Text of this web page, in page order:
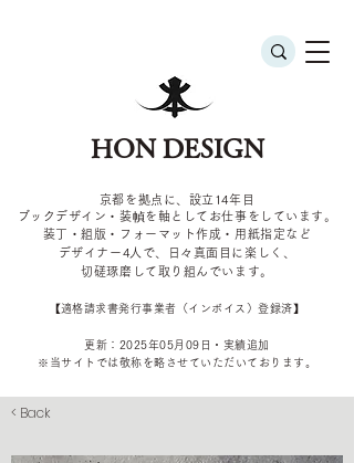
HON DESIGN
京都を拠点に、設立14年目
ブックデザイン・装幀を軸としてお仕事をしています。
装丁・組版・フォーマット作成・用紙指定など
デザイナー4 人で、日々真面目に楽しく、
切磋琢磨して取り組んでいます。
​【適格請求書発行事業者（インボイス）登録済】
更新：2025年05 月09 日・実績追加
​※当サイトでは敬称を 略させていただいております。
< Back